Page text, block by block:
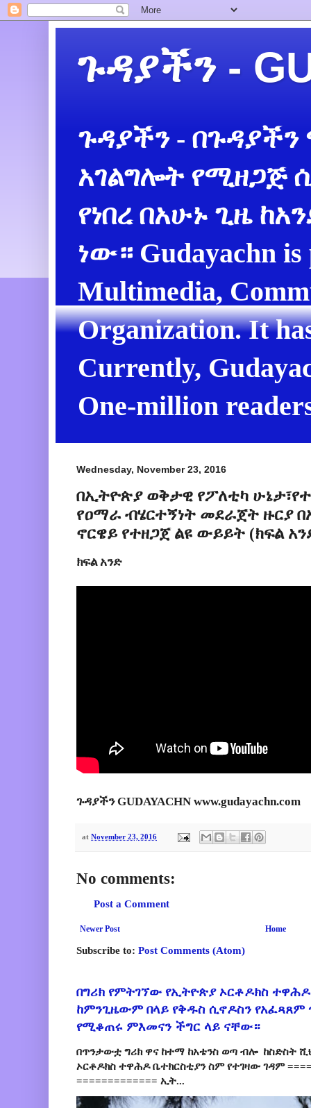
ጉዳያችን -
ጉዳያችን -
አገልግሎት የሚዘጋጅ
የነበረ በአሁኑ ጊዜ
ነው። Gudayachn is
Multimedia,
Organization. It
Currently,
One-million
Wednesday, November 23, 2016
በኢትዮጵያ ወቅታዊ የፖለቲካ
የዐማራ ብሄርተኝነት መደራጀት ዙርያ
ኖርዌይ የተዘጋጀ ልዩ ውይይት (ክፍል
ክፍል አንድ
ጉዳያችን GUDAYACHN www.gudayachn.com
at November 23, 2016
No comments:
Post a Comment
Newer Post Home
Subscribe to: Post Comments (Atom)
በግሪክ የምትገኘው የኢትዮጵያ ኦርቶዶክስ
ከምንጊዜውም በላይ የቅዱስ ሲኖዶስን የአፈጻጸም
የሚቆጠሩ ምእመናን ችግር ላይ ናቸው።
በጥንታውቷ ግሪክ ዋና ከተማ ከአቴንስ ወጣ ብሎ ከስድስት
ኦርቶዶክስ ተዋሕዶ ቤተክርስቲያን ስም የተገዛው ገዳም
============= ኢት...